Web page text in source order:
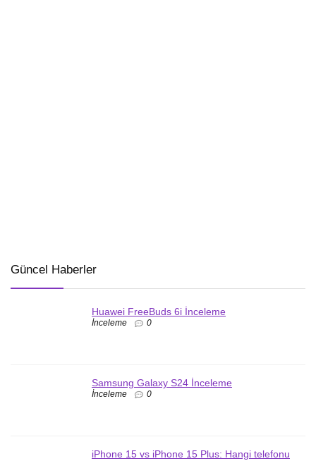
Güncel Haberler
Huawei FreeBuds 6i İnceleme
İnceleme 0
Samsung Galaxy S24 İnceleme
İnceleme 0
iPhone 15 vs iPhone 15 Plus: Hangi telefonu